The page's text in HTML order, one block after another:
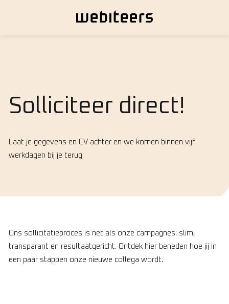
Solliciteer direct!
Laat je gegevens en CV achter en we komen binnen vijf
werkdagen bij je terug.
Ons sollicitatieproces is net als onze campagnes: slim,
transparant en resultaatgericht. Ontdek hier beneden hoe jij in
een paar stappen onze nieuwe collega wordt.